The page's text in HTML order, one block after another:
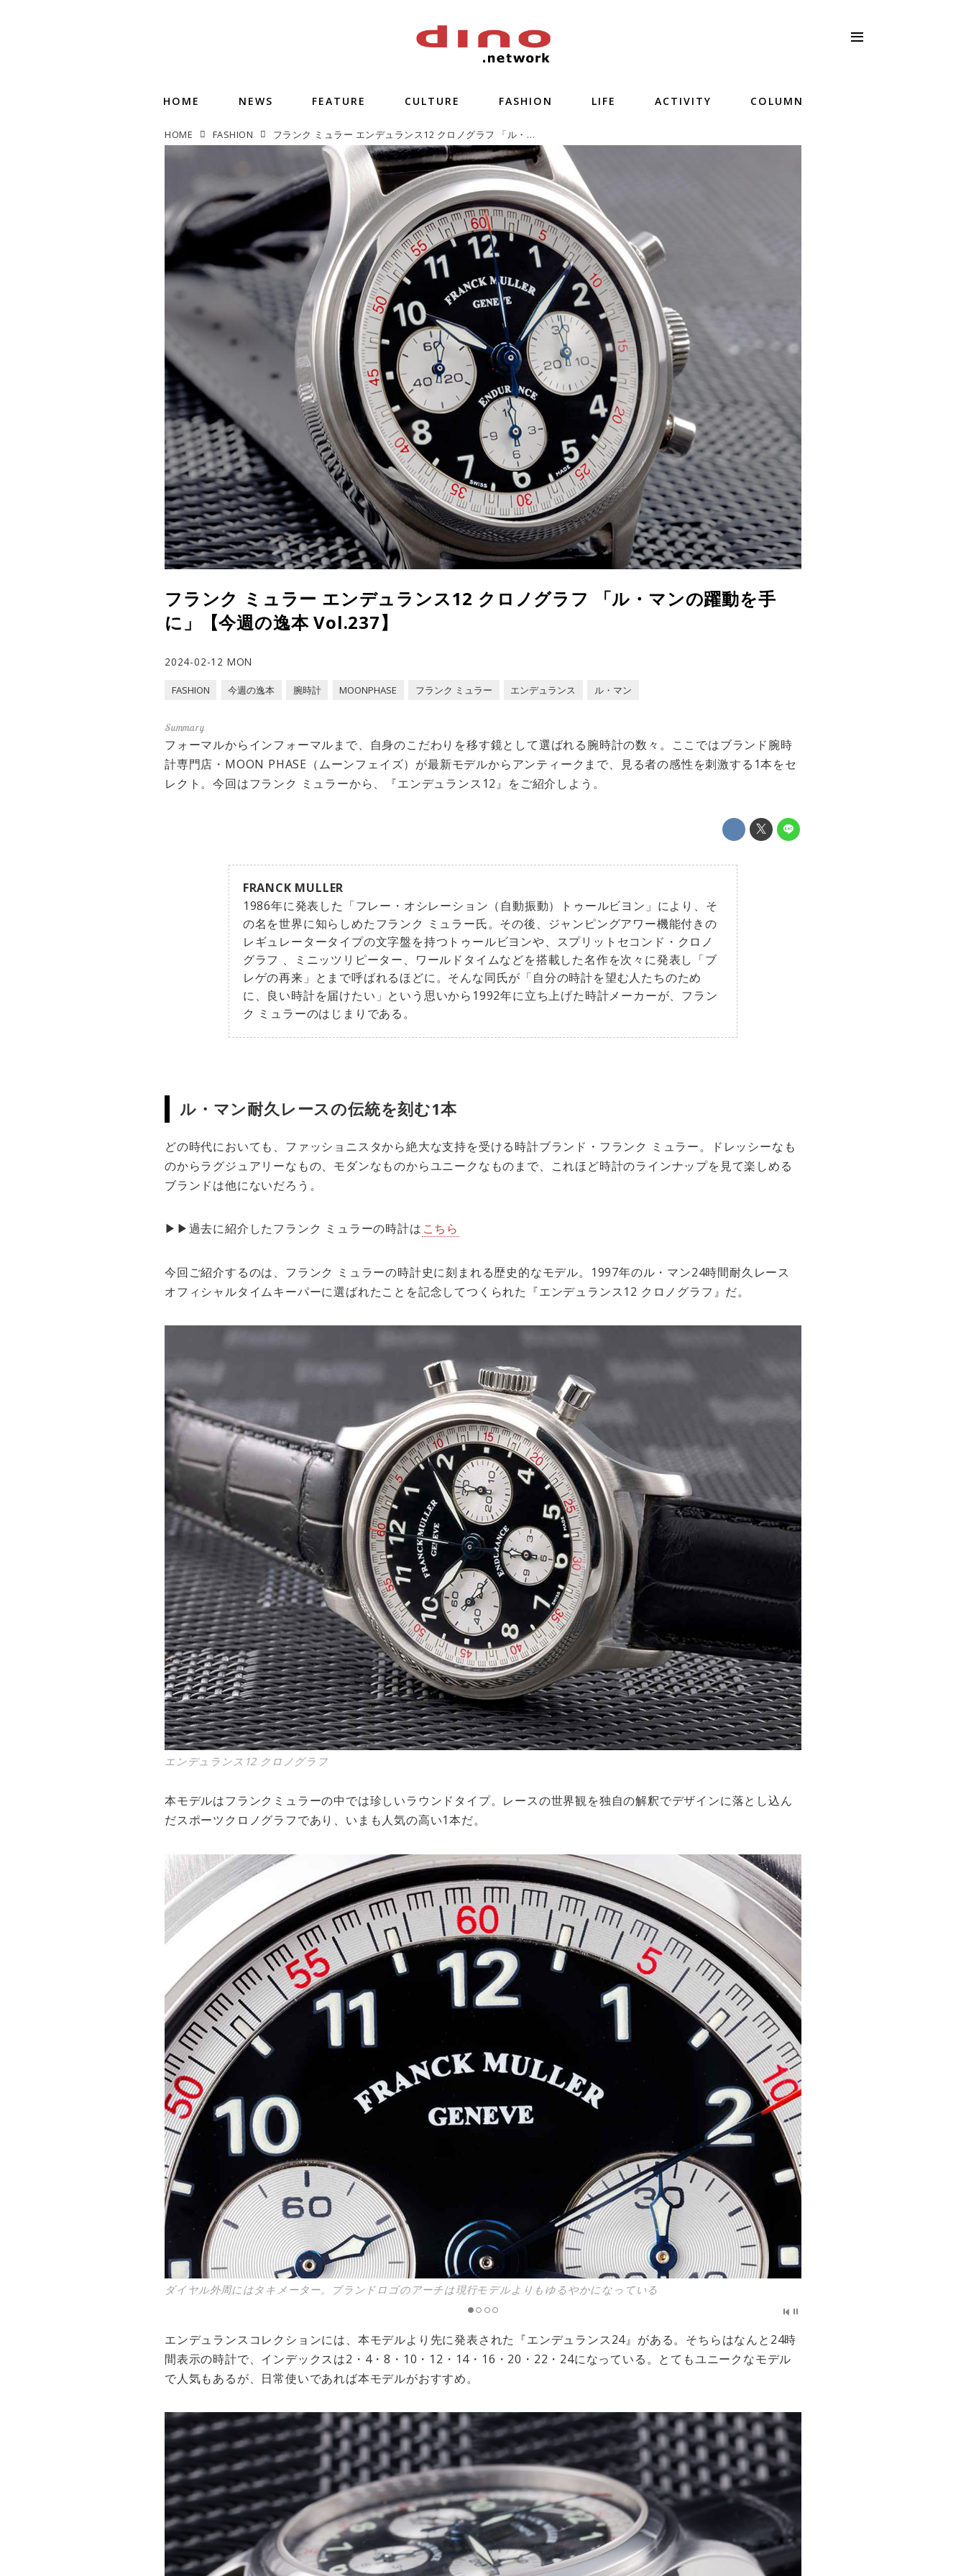
HOME NEWS FEATURE CULTURE FASHION LIFE ACTIVITY COLUMN
HOME FASHION フランク ミュラー エンデュランス12 クロノグラフ 「ル・マンの躍動を手に」【今週の逸本 Vol.237】
フランク ミュラー エンデュランス12 クロノグラフ 「ル・マンの躍動を手
に」【今週の逸本 Vol.237】
2024-02-12 MON
FASHION 今週の逸本 腕時計 MOONPHASE フランク ミュラー エンデュランス ル・マン
フォーマルからインフォーマルまで、自身のこだわりを移す鏡として選ばれる腕時計の数々。ここではブランド腕時
計専門店・MOON PHASE（ムーンフェイズ）が最新モデルからアンティークまで、見る者の感性を刺激する1本をセ
レクト。今回はフランク ミュラーから、『エンデュランス12』をご紹介しよう。
FRANCK MULLER
1986年に発表した「フレー・オシレーション（自動振動）トゥールビヨン」により、そ
の名を世界に知らしめたフランク ミュラー氏。その後、ジャンピングアワー機能付きの
レギュレータータイプの文字盤を持つトゥールビヨンや、スプリットセコンド・クロノ
グラフ 、ミニッツリピーター、ワールドタイムなどを搭載した名作を次々に発表し「ブ
レゲの再来」とまで呼ばれるほどに。そんな同氏が「自分の時計を望む人たちのため
に、良い時計を届けたい」という思いから1992年に立ち上げた時計メーカーが、フラン
ク ミュラーのはじまりである。
ル・マン耐久レースの伝統を刻む1本
どの時代においても、ファッショニスタから絶大な支持を受ける時計ブランド・フランク ミュラー。ドレッシーなも
のからラグジュアリーなもの、モダンなものからユニークなものまで、これほど時計のラインナップを見て楽しめる
ブランドは他にないだろう。
▶︎▶︎過去に紹介したフランク ミュラーの時計は こちら
今回ご紹介するのは、フランク ミュラーの時計史に刻まれる歴史的なモデル。1997年のル・マン24時間耐久レース
オフィシャルタイムキーパーに選ばれたことを記念してつくられた『エンデュランス12 クロノグラフ』だ。
エンデュランス12 クロノグラフ
本モデルはフランクミュラーの中では珍しいラウンドタイプ。レースの世界観を独自の解釈でデザインに落とし込ん
だスポーツクロノグラフであり、いまも人気の高い1本だ。
ダイヤル外周にはタキメーター。ブランドロゴのアーチは現行モデルよりもゆるやかになっている
エンデュランスコレクションには、本モデルより先に発表された『エンデュランス24』がある。そちらはなんと24時
間表示の時計で、インデックスは2・4・8・10・12・14・16・20・22・24になっている。とてもユニークなモデル
で人気もあるが、日常使いであれば本モデルがおすすめ。